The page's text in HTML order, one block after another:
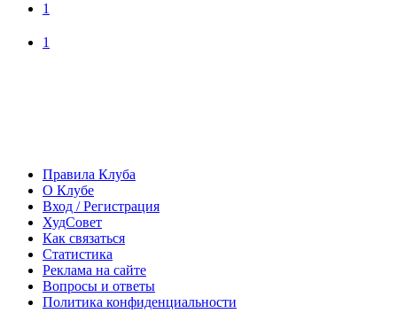
1
1
Правила Клуба
О Клубе
Вход / Регистрация
ХудСовет
Как связаться
Статистика
Реклама на сайте
Вопросы и ответы
Политика конфиденциальности